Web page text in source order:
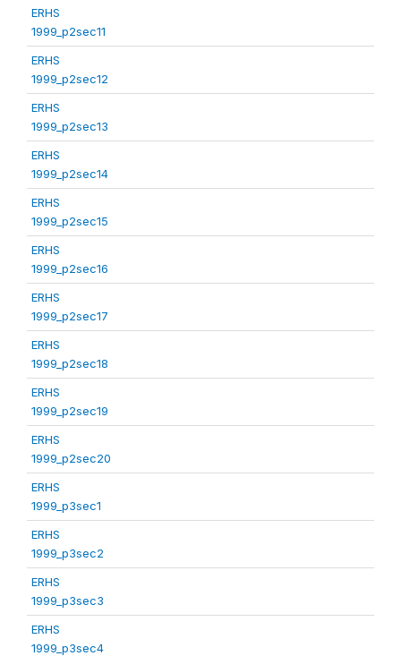
ERHS
1999_p2sec11
ERHS
1999_p2sec12
ERHS
1999_p2sec13
ERHS
1999_p2sec14
ERHS
1999_p2sec15
ERHS
1999_p2sec16
ERHS
1999_p2sec17
ERHS
1999_p2sec18
ERHS
1999_p2sec19
ERHS
1999_p2sec20
ERHS
1999_p3sec1
ERHS
1999_p3sec2
ERHS
1999_p3sec3
ERHS
1999_p3sec4